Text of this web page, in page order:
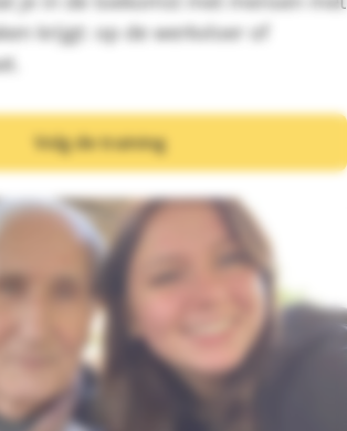
krijgt: op de werkvloer of
Volg de training